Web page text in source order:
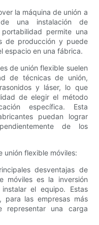
la máquina de unión a
una instalación de
permite una
de producción y puede
espacio en una fábrica.
de unión flexible suelen
de técnicas de unión,
y láser, lo que
de elegir el método
específica. Esta
puedan lograr
de los
unión flexible móviles:
desventajas de
móviles es la inversión
el equipo. Estas
para las empresas más
representar una carga